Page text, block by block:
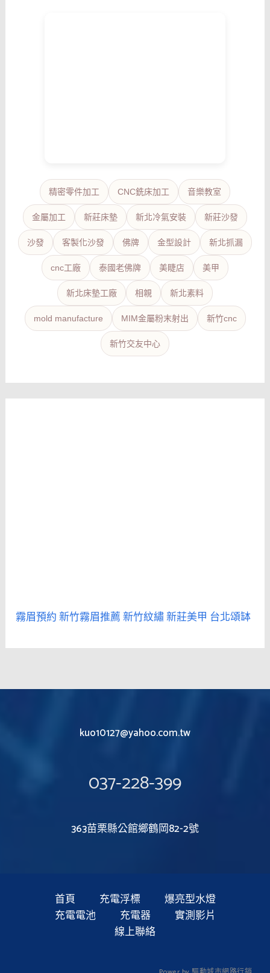
精密零件加工 CNC銑床加工 音樂教室
金屬加工 新莊床墊 新北冷氣安裝 新莊沙發
沙發 客製化沙發 佛牌 金型設計 新北抓漏
cnc工廠 泰國老佛牌 美睫店 美甲
新北床墊工廠 相親 新北素料
mold manufacture MIM金屬粉末射出 新竹cnc
新竹交友中心
霧眉預約新竹霧眉推薦新竹紋繡新莊美甲 台北頌缽
kuo10127@yahoo.com.tw
037-228-399
363苗栗縣公館鄉鶴岡82-2號
首頁 充電浮標
爆亮型水燈
充電電池
充電器
實測影片
線上聯絡